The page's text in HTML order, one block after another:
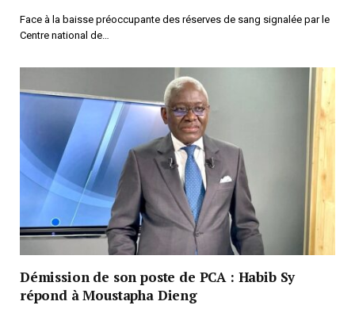
Face à la baisse préoccupante des réserves de sang signalée par le
Centre national de…
Démission de son poste de PCA : Habib Sy
répond à Moustapha Dieng